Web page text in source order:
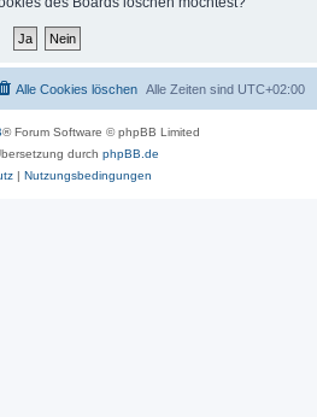
Alle Zeiten sind UTC+02:00
Alle Cookies löschen
® Forum Software © phpBB Limited
durch phpBB.de
| Nutzungsbedingungen